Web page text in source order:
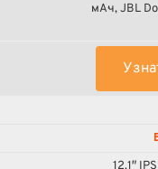
мА·ч, JBL
12.1″